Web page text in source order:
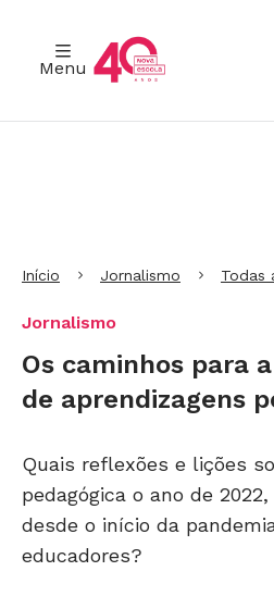
Menu
Início Jornalismo Todas
Jornalismo
Os caminhos para
de aprendizagens
Quais reflexões e lições
pedagógica o ano de
desde o início da
educadores?